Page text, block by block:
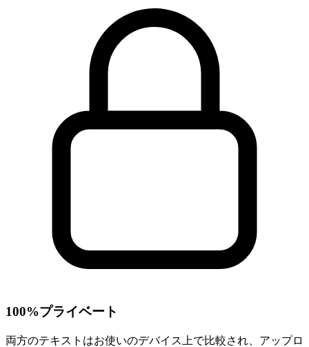
100%プライベート
両方のテキストはお使いのデバイス上で比較され、アップロ